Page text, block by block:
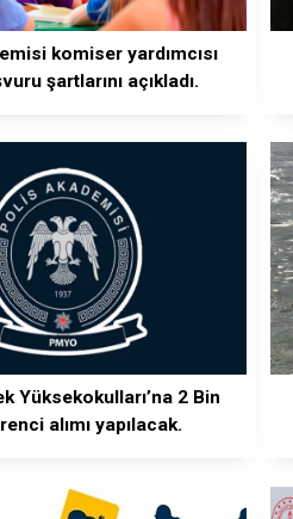
komiser yardımcısı
şartlarını açıkladı.
Yüksekokulları’na 2 Bin
alımı yapılacak.